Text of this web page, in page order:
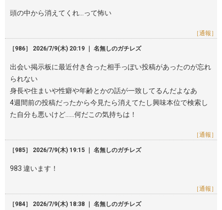
頭の中から消えてくれ…って怖い
［通報］
［986］ 2026/7/9(木) 20:19 ｜ 名無しのガチレズ
出会い掲示板に最近付き合った相手っぽい投稿があったのが忘れ
られない
身長や住まいや性癖や年齢とかの話が一致してるんだよなあ
4週間前の投稿だったから今見たら消えてたし興味本位で検索し
た自分も悪いけど……何だこの気持ちは！
［通報］
［985］ 2026/7/9(木) 19:15 ｜ 名無しのガチレズ
983 違います！
［通報］
［984］ 2026/7/9(木) 18:38 ｜ 名無しのガチレズ